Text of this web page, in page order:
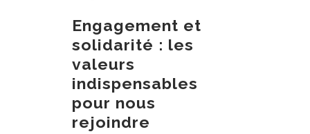
Engagement et
solidarité : les
valeurs
indispensables
pour nous
rejoindre